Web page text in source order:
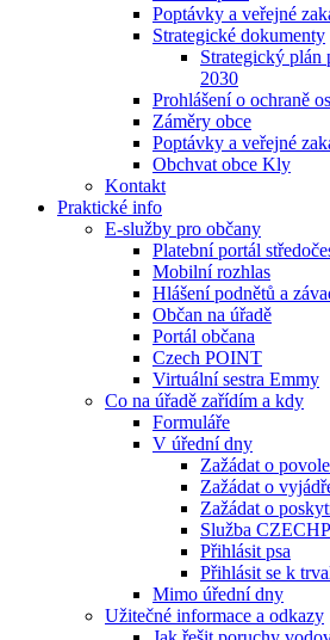
Poptávky a veřejné
Strategické dokumenty
Strategický plán
2030
Prohlášení o ochraně
Záměry obce
Poptávky a veřejné
Obchvat obce Kly
Kontakt
Praktické info
E-služby pro občany
Platební portál
Mobilní rozhlas
Hlášení podnětů a
Občan na úřadě
Portál občana
Czech POINT
Virtuální sestra Emmy
Co na úřadě zařídím a kdy
Formuláře
V úřední dny
Zažádat o
Zažádat o
Zažádat o
Služba
Přihlásit psa
Přihlásit se k
Mimo úřední dny
Užitečné informace a odkazy